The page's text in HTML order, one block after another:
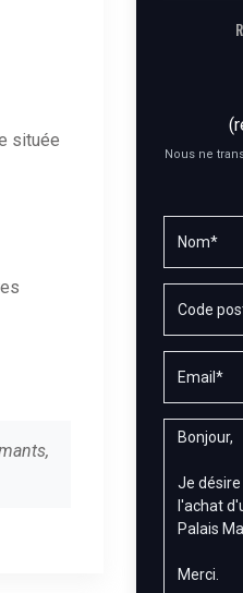
située
Nous ne